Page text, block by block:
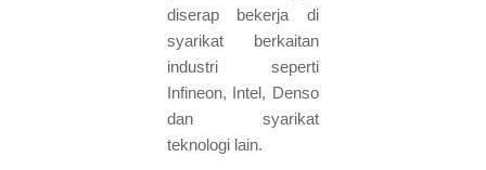
diserap bekerja di
syarikat berkaitan
industri seperti
Infineon, Intel, Denso
dan syarikat
teknologi lain.